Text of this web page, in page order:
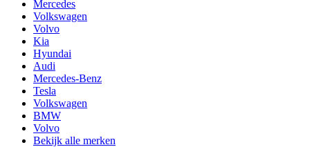
Mercedes
Volkswagen
Volvo
Kia
Hyundai
Audi
Mercedes-Benz
Tesla
Volkswagen
BMW
Volvo
Bekijk alle merken